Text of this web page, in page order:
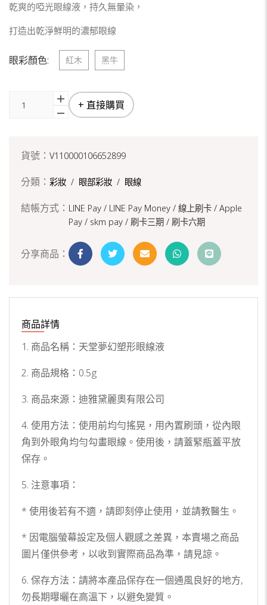
乾爽的啞光眼線液，持久無暈染，
打造出乾淨鮮明的濃郁眼線
眼彩顏色: 紅木 黑牛
+ 直接購買
貨號： V110000106652899
分類： 彩妝 / 眼部彩妝 / 眼線
結帳方式： LINE Pay / LINE Pay Money / 線上刷卡 / Apple
Pay / skm pay / 刷卡三期 / 刷卡六期
分享商品：
商品詳情
1. 商品名稱：天堂夢幻塑形眼線液
2. 商品規格：0.5g
3. 商品來源：迪雅黛麗奧有限公司
4. 使用方法：使用前均勻搖晃，用內置刷頭，從內眼
角到外眼角均勻勾畫眼線。使用後，請蓋緊瓶蓋平放
保存。
5. 注意事項：
* 使用後若有不適，請即刻停止使用，並請教醫生。
* 因電腦螢幕設定及個人觀感之差異，本賣場之商品
圖片僅供參考，以收到實際商品為準，請見諒。
6. 保存方法：請將本產品保存在一個通風良好的地方,
勿長期曝曬在高溫下，以避免變質。